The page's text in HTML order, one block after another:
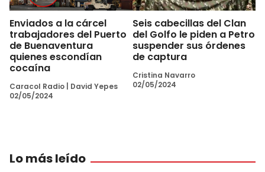
Enviados a la cárcel
trabajadores del Puerto
de Buenaventura
quienes escondían
cocaína
Caracol Radio
David Yepes
02/05/2024
Seis cabecillas del Clan
del Golfo le piden a Petro
suspender sus órdenes
de captura
Cristina Navarro
02/05/2024
Lo más leído